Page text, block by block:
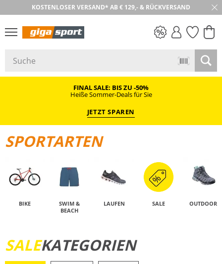
KOSTENLOSER VERSAND* AB € 129,- & RÜCKVERSAND
30 TAGE RÜCKGABE
FINAL SALE: BIS ZU -50%
Heiße Sommer-Deals für Sie
JETZT SPAREN
SPORTARTEN
BIKE
SWIM &
BEACH
LAUFEN SALE OUTDOOR
JETZT ENTDECKEN
SALEKATEGORIEN